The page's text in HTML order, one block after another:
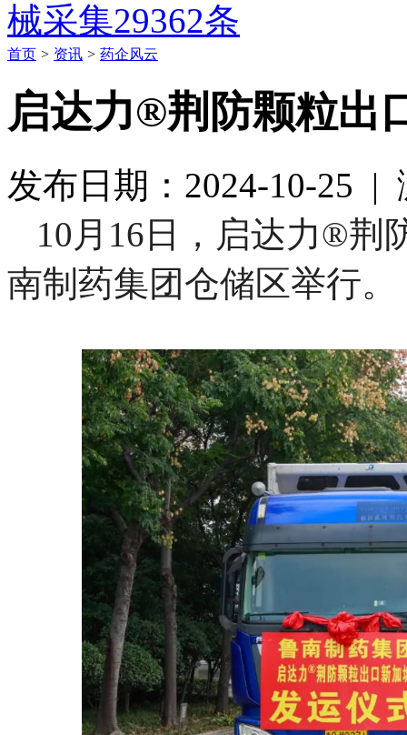
械采集29362条
首页 > 资讯 > 药企风云
启达力®荆防颗粒出
发布日期：2024-10-25 |
10月16日，启达力®荆
南制药集团仓储区举行。